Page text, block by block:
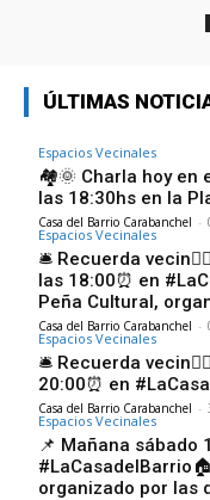
ÚLTIMAS
Espacios Vecinales
🏘🌞 Charla hoy en
las 18:30hs en la
Casa del Barrio Carabanchel -
Espacios Vecinales
🛎 Recuerda
las 18:00⏰️ en
Peña Cultural,
Casa del Barrio Carabanchel -
Espacios Vecinales
🛎 Recuerda
20:00⏰️ en
Casa del Barrio Carabanchel -
Espacios Vecinales
📌 Mañana sábado
organizado por las